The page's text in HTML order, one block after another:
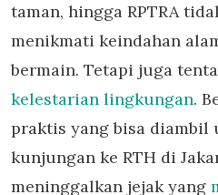
taman, hingga RPTRA
menikmati keindahan
bermain. Tetapi juga
kelestarian lingkungan.
praktis yang bisa diambil
kunjungan ke RTH di
meninggalkan jejak yang